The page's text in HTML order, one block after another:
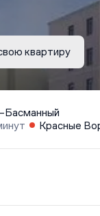
квартиру
Басманный
Красные